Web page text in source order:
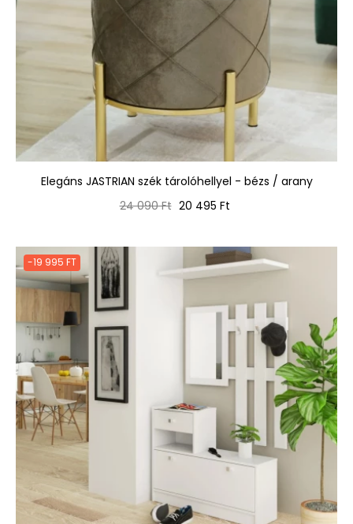
Elegáns JASTRIAN szék tárolóhellyel - bézs / arany
Normál
24 090 Ft Ár
20 495 Ft
-19 995 FT